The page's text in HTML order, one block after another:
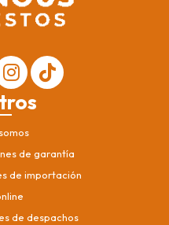
de garantía
de importación
de despachos